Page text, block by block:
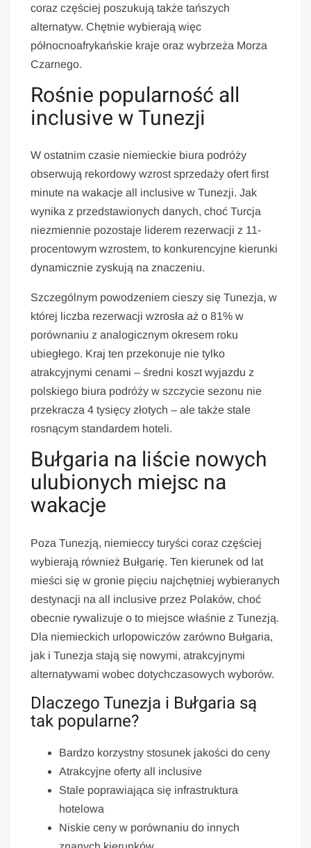
coraz częściej poszukują także tańszych
alternatyw. Chętnie wybierają więc
północnoafrykańskie kraje oraz wybrzeża Morza
Czarnego.
Rośnie popularność all
inclusive w Tunezji
W ostatnim czasie niemieckie biura podróży
obserwują rekordowy wzrost sprzedaży ofert first
minute na wakacje all inclusive w Tunezji. Jak
wynika z przedstawionych danych, choć Turcja
niezmiennie pozostaje liderem rezerwacji z 11-
procentowym wzrostem, to konkurencyjne kierunki
dynamicznie zyskują na znaczeniu.
Szczególnym powodzeniem cieszy się Tunezja, w
której liczba rezerwacji wzrosła aż o 81% w
porównaniu z analogicznym okresem roku
ubiegłego. Kraj ten przekonuje nie tylko
atrakcyjnymi cenami – średni koszt wyjazdu z
polskiego biura podróży w szczycie sezonu nie
przekracza 4 tysięcy złotych – ale także stale
rosnącym standardem hoteli.
Bułgaria na liście nowych
ulubionych miejsc na
wakacje
Poza Tunezją, niemieccy turyści coraz częściej
wybierają również Bułgarię. Ten kierunek od lat
mieści się w gronie pięciu najchętniej wybieranych
destynacji na all inclusive przez Polaków, choć
obecnie rywalizuje o to miejsce właśnie z Tunezją.
Dla niemieckich urlopowiczów zarówno Bułgaria,
jak i Tunezja stają się nowymi, atrakcyjnymi
alternatywami wobec dotychczasowych wyborów.
Dlaczego Tunezja i Bułgaria są
tak popularne?
Bardzo korzystny stosunek jakości do ceny
Atrakcyjne oferty all inclusive
Stale poprawiająca się infrastruktura
hotelowa
Niskie ceny w porównaniu do innych